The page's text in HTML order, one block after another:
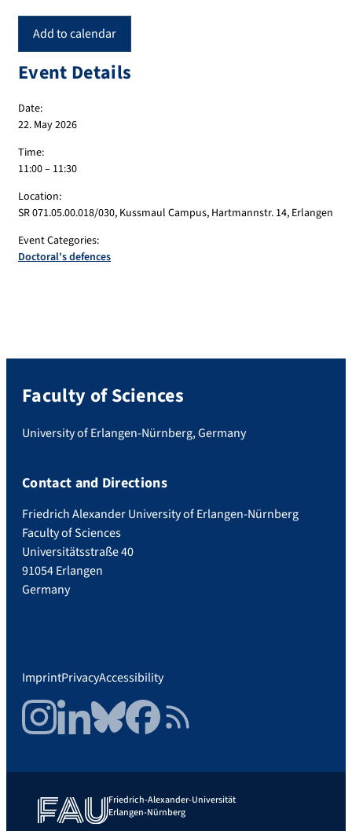
Add to calendar
Event Details
Date:
22. May 2026
Time:
11:00 – 11:30
Location:
SR 071.05.00.018/030, Kussmaul Campus, Hartmannstr. 14, Erlangen
Event Categories:
Doctoral's defences
Faculty of Sciences
University of Erlangen-Nürnberg, Germany
Contact and Directions
Friedrich Alexander University of Erlangen-Nürnberg
Faculty of Sciences
Universitätsstraße 40
91054 Erlangen
Germany
ImprintPrivacyAccessibility
InstagramLinkedInBlueskyFacebookRSS Feed
Friedrich-Alexander-Universität
Erlangen-Nürnberg